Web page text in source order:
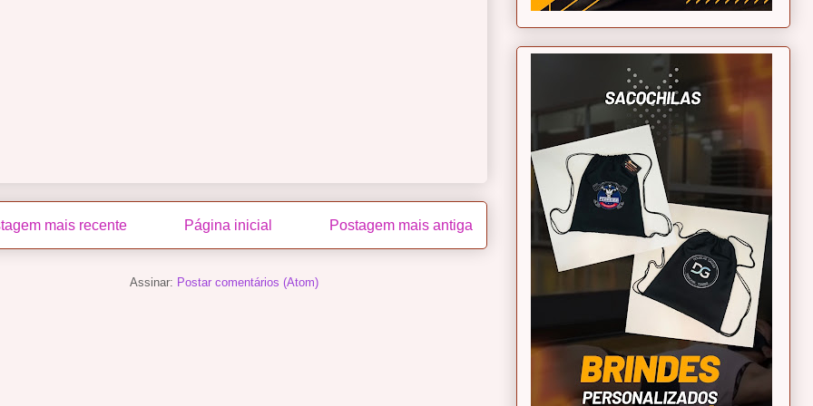
mais recente Postagem mais antiga
Página inicial
Assinar: Postar comentários (Atom)